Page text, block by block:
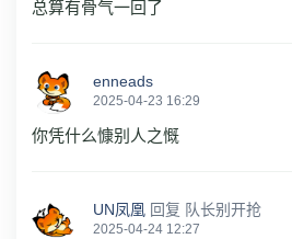
总算有骨气一回了
enneads
2025-04-23 16:29
你凭什么慷别人之慨
UN凤凰 回复 队长别开抢
2025-04-24 12:27